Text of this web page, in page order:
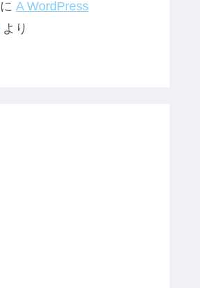
に A WordPress
より